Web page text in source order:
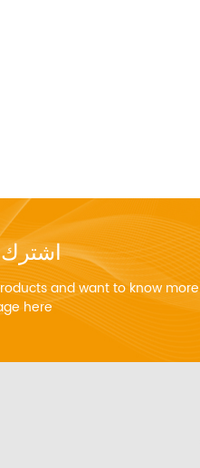
اشترك
and want to know more
here